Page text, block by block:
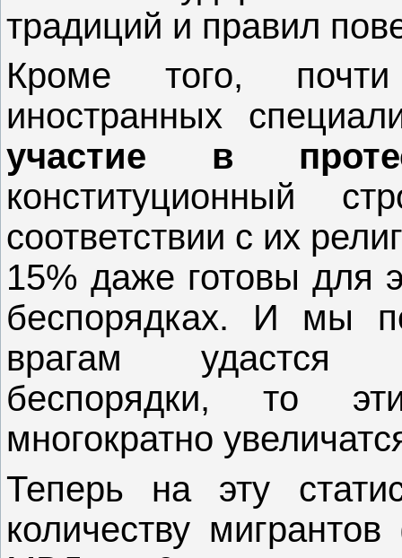
традиций и правил
Кроме того,
иностранных
участие в
соответствии с их
15% даже готовы для
беспорядках. И мы
врагам удастся
беспорядки, то
многократно
Теперь на эту
количеству